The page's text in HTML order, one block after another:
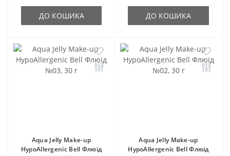
ДО КОШИКА ДО КОШИКА
Aqua Jelly Make-up
HypoAllergenic Bell Флюїд
Aqua Jelly Make-up
HypoAllergenic Bell Флюїд